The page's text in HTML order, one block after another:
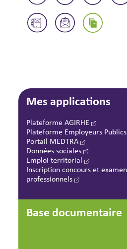
Mes applications
Plateforme AGIRHE
Plateforme Employeurs
Portail MEDTRA
Données sociales
Emploi territorial
Inscription concours et
professionnels
Base documentaire